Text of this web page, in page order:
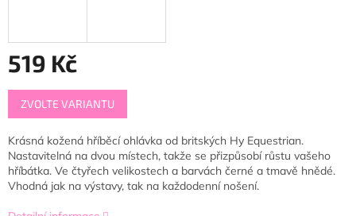
519 Kč
Měrná
cena:
ZVOLTE VARIANTU
Krásná kožená hříběcí ohlávka od britských Hy Equestrian.
Nastavitelná na dvou místech, takže se přizpůsobí růstu vašeho
hříbátka. Ve čtyřech velikostech a barvách černé a tmavě hnědé.
Vhodná jak na výstavy, tak na každodenní nošení.